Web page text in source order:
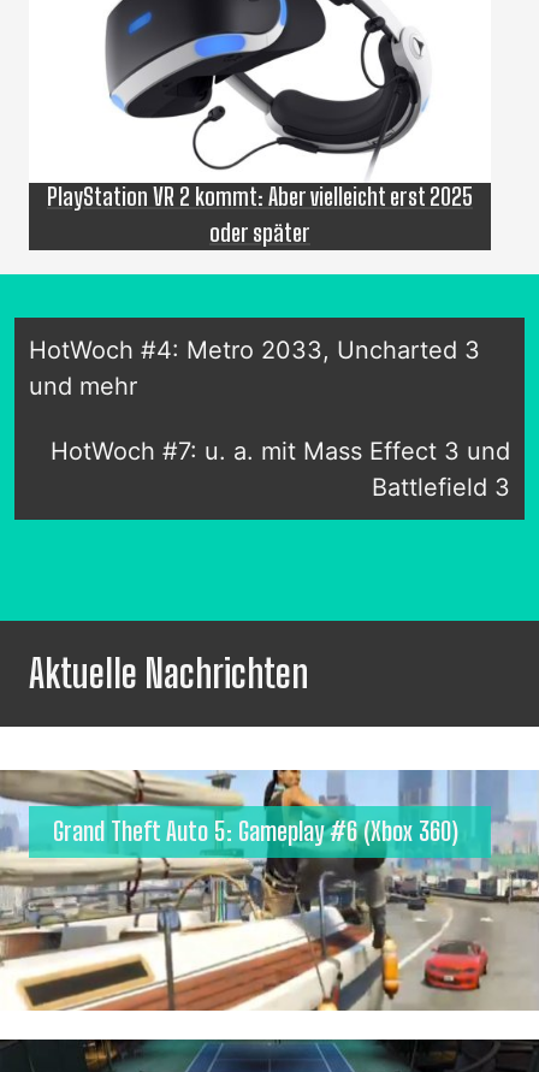
PlayStation VR 2 kommt: Aber vielleicht erst 2025
oder später
HotWoch #4: Metro 2033, Uncharted 3
und mehr
HotWoch #7: u. a. mit Mass Effect 3 und
Battlefield 3
Aktuelle Nachrichten
Grand Theft Auto 5: Gameplay #6 (Xbox 360)